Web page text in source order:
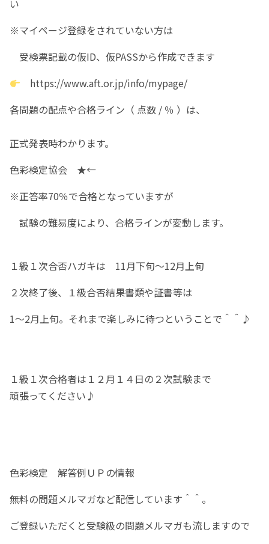
い
※マイページ登録をされていない方は
受検票記載の仮ID、仮PASSから作成できます
https://www.aft.or.jp/info/mypage/
各問題の配点や合格ライン（ 点数 / ％ ）は、
正式発表時わかります。
色彩検定協会 ★←
※正答率70％で合格となっていますが
試験の難易度により、合格ラインが変動します。
１級１次合否ハガキは 11月下旬～12月上旬
２次終了後、１級合否結果書類や証書等は
1～2月上旬。それまで楽しみに待つということで＾＾♪
１級１次合格者は１２月１４日の２次試験まで
頑張ってください♪
色彩検定 解答例ＵＰの情報
無料の問題メルマガなど配信しています＾＾。
ご登録いただくと受験級の問題メルマガも流しますので